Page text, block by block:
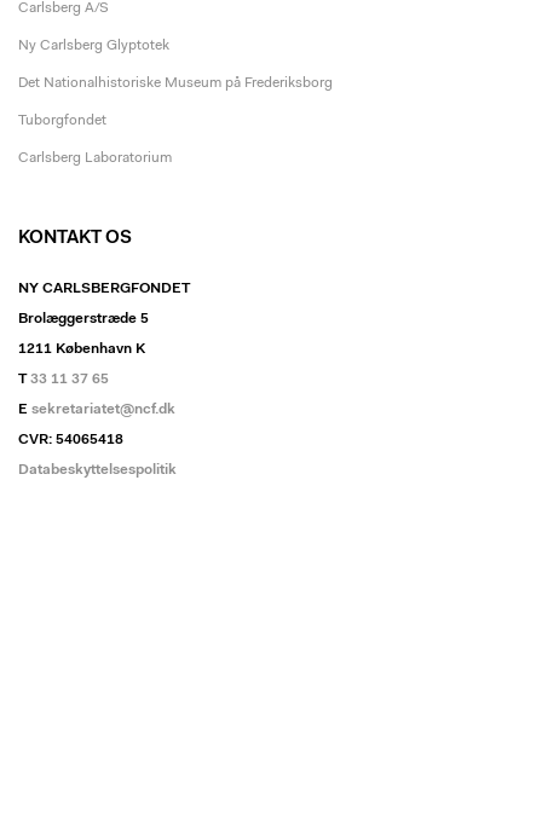
Carlsberg A/S
Ny Carlsberg Glyptotek
Det Nationalhistoriske Museum på Frederiksborg
Tuborgfondet
Carlsberg Laboratorium
KONTAKT OS
NY CARLSBERGFONDET
Brolæggerstræde 5
1211 København K
T 33 11 37 65
E sekretariatet@ncf.dk
CVR: 54065418
Databeskyttelsespolitik